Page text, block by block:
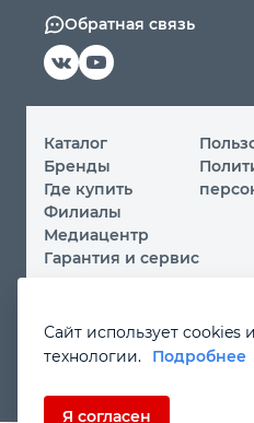
Обратная связь
Каталог
Бренды
Где купить
Филиалы
Медиацентр
Гарантия и сервис
Вы принимаете условия
персональных данныхи
данные в любой форме на
Если Вы не даете согласия на
Сайт использует cookies
технологии.
Подробнее
Я согласен